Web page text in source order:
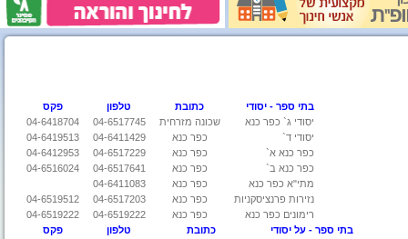
בתי ספר - יסודי כתובת טלפון
פקס
יסודי ג` כפר כנא
שכונה מזרחית 04-6517745
04-6418704
יסודי ד`
כפר כנא 04-6411429
04-6419513
כפר כנא א`
כפר כנא 04-6517229
04-6412953
כפר כנא ב`
כפר כנא 04-6517641
04-6516024
מתי"א כפר כנא
כפר כנא
04-6411083
נזירות פרנציסקניות
כפר כנא 04-6517203
04-6519512
רימונים כפר כנא כפר כנא 04-6519222
04-6519222
בתי ספר - על יסודי
כתובת טלפון
פקס